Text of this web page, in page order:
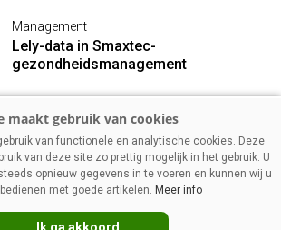
Management
Lely-data in Smaxtec-
gezondheidsmanagement
Management
Mager melkpoeder: stevigere
prijzen ondanks vakantietijd
van functionele en analytische cookies. Deze
van deze site zo prettig mogelijk in het gebruik. U
opnieuw gegevens in te voeren en kunnen wij u
met goede artikelen. Meer info